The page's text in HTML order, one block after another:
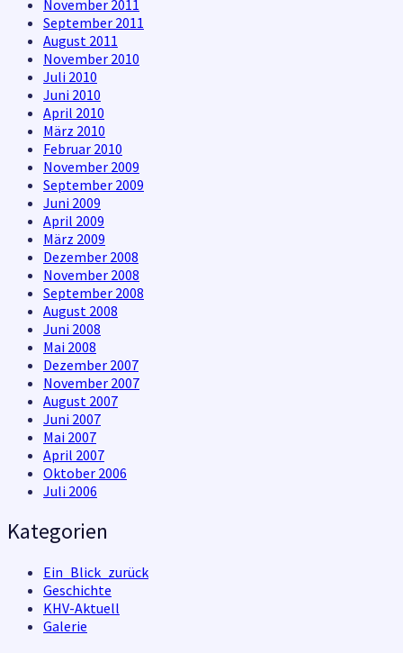
November 2011
September 2011
August 2011
November 2010
Juli 2010
Juni 2010
April 2010
März 2010
Februar 2010
November 2009
September 2009
Juni 2009
April 2009
März 2009
Dezember 2008
November 2008
September 2008
August 2008
Juni 2008
Mai 2008
Dezember 2007
November 2007
August 2007
Juni 2007
Mai 2007
April 2007
Oktober 2006
Juli 2006
Kategorien
Ein_Blick_zurück
Geschichte
KHV-Aktuell
Galerie